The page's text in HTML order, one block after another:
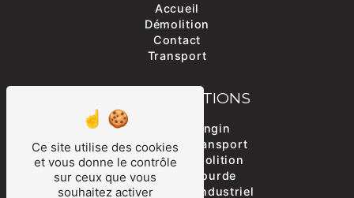
Accueil
Démolition
Contact
Transport
NOS PRESTATIONS
Transport d'engin
Entreprise de transport
Travaux de démolition
Manutention lourde
Démantèlement industriel
Ce site utilise des cookies
et vous donne le contrôle
sur ceux que vous
souhaitez activer